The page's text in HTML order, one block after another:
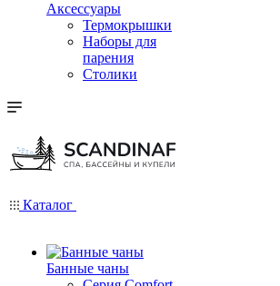
Аксессуары
Термокрышки
Наборы для
парения
Столики
Каталог
Банные чаны